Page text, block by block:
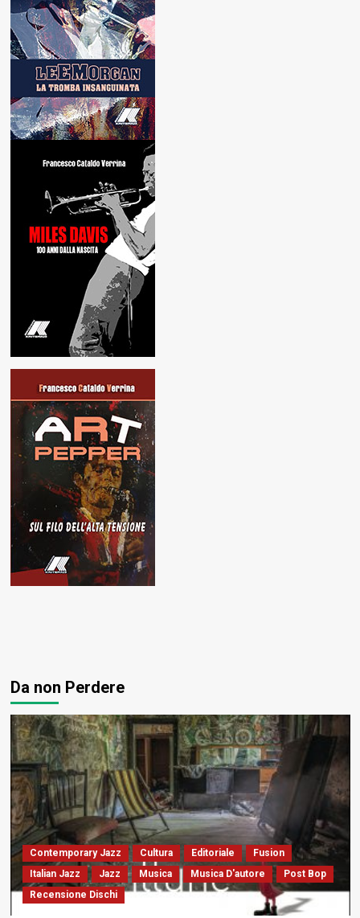
Da non Perdere
Contemporary Jazz Cultura Editoriale
Fusion
Italian Jazz
Jazz Musica Musica D'autore
Post Bop
Recensione Dischi